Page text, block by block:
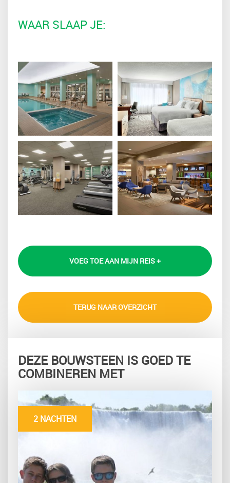
WAAR SLAAP JE:
VOEG TOE AAN MIJN REIS +
TERUG NAAR OVERZICHT
DEZE BOUWSTEEN IS GOED TE
COMBINEREN MET
2 NACHTEN